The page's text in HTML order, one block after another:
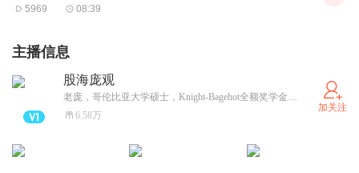
播，分析当前市场或热门板块的、分享投资方法、以及互动
交流等，欢迎大家来直播间交流。
我们还会在喜马平台上定期举办股票投资的实战课程。关于
训练营的详细介绍和已往学员评价，欢迎前往我的另一张专
5969 08:39
主播信息
股海庞观
老庞，哥伦比亚大学硕士，Knight-Bagehot全额奖学金获得者，前纽约对冲基金Guerrilla Capital基金经理兼中国区负责人，现北京一家投资公司创始人，拥有二十年的A股、港股和美股的实际投资经验，精通基本面分析和技术分析，擅长把握强势板块强势股。早年曾任南方周末报社财经记者，并出版《财经新闻道：对话美国顶尖财经媒体高层》一书。
6.58万
加关注